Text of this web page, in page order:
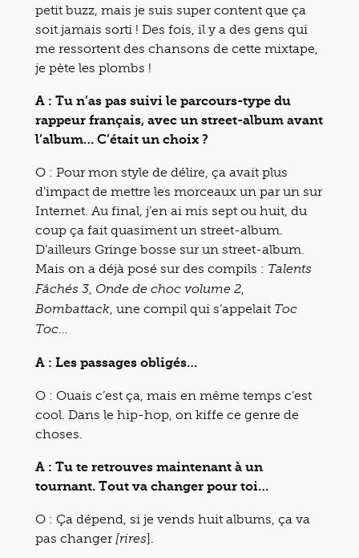
petit buzz, mais je suis super content que ça
soit jamais sorti ! Des fois, il y a des gens qui
me ressortent des chansons de cette mixtape,
je pète les plombs !
A : Tu n’as pas suivi le parcours-type du
rappeur français, avec un street-album avant
l’album… C’était un choix ?
O : Pour mon style de délire, ça avait plus
d’impact de mettre les morceaux un par un sur
Internet. Au final, j’en ai mis sept ou huit, du
coup ça fait quasiment un street-album.
D’ailleurs Gringe bosse sur un street-album.
Mais on a déjà posé sur des compils : Talents
Fâchés 3, Onde de choc volume 2,
Bombattack, une compil qui s’appelait Toc
Toc…
A : Les passages obligés…
O : Ouais c’est ça, mais en même temps c’est
cool. Dans le hip-hop, on kiffe ce genre de
choses.
A : Tu te retrouves maintenant à un
tournant. Tout va changer pour toi…
O : Ça dépend, si je vends huit albums, ça va
pas changer[rires].